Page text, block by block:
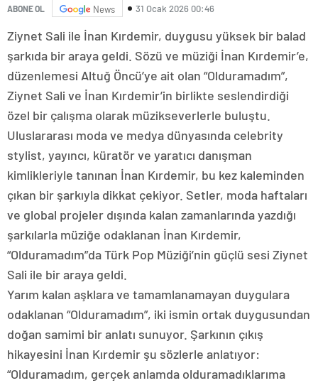
ABONE OL News 31 Ocak 2026 00:46
Ziynet Sali ile İnan Kırdemir, duygusu yüksek bir balad
şarkıda bir araya geldi. Sözü ve müziği İnan Kırdemir’e,
düzenlemesi Altuğ Öncü’ye ait olan “Olduramadım”,
Ziynet Sali ve İnan Kırdemir’in birlikte seslendirdiği
özel bir çalışma olarak müzikseverlerle buluştu.
Uluslararası moda ve medya dünyasında celebrity
stylist, yayıncı, küratör ve yaratıcı danışman
kimlikleriyle tanınan İnan Kırdemir, bu kez kaleminden
çıkan bir şarkıyla dikkat çekiyor. Setler, moda haftaları
ve global projeler dışında kalan zamanlarında yazdığı
şarkılarla müziğe odaklanan İnan Kırdemir,
“Olduramadım”da Türk Pop Müziği’nin güçlü sesi Ziynet
Sali ile bir araya geldi.
Yarım kalan aşklara ve tamamlanamayan duygulara
odaklanan “Olduramadım”, iki ismin ortak duygusundan
doğan samimi bir anlatı sunuyor. Şarkının çıkış
hikayesini İnan Kırdemir şu sözlerle anlatıyor:
“Olduramadım, gerçek anlamda olduramadıklarıma